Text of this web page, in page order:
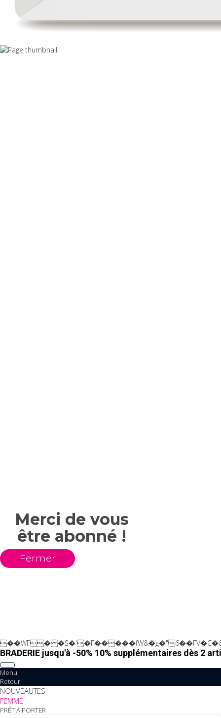
Merci de vous
être abonné !
Fermer
BRADERIE jusqu'à -50% 10% supplémentaires dès 2
Menu
Retour
NOUVEAUTES
FEMME
PRÊT À PORTER